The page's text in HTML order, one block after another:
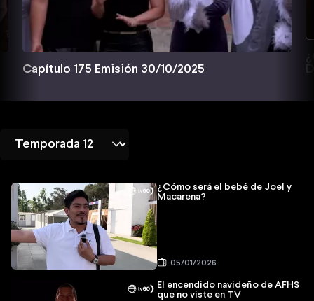
Capítulo 175 Emisión 30/10/2025
¿Cómo será el bebé de Joel y
Macarena?
05/01/2026
El encendido navideño de AFHS
que no viste en TV